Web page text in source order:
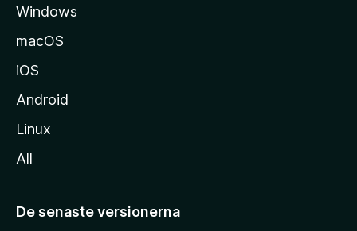
Windows
macOS
iOS
Android
Linux
All
De senaste versionerna